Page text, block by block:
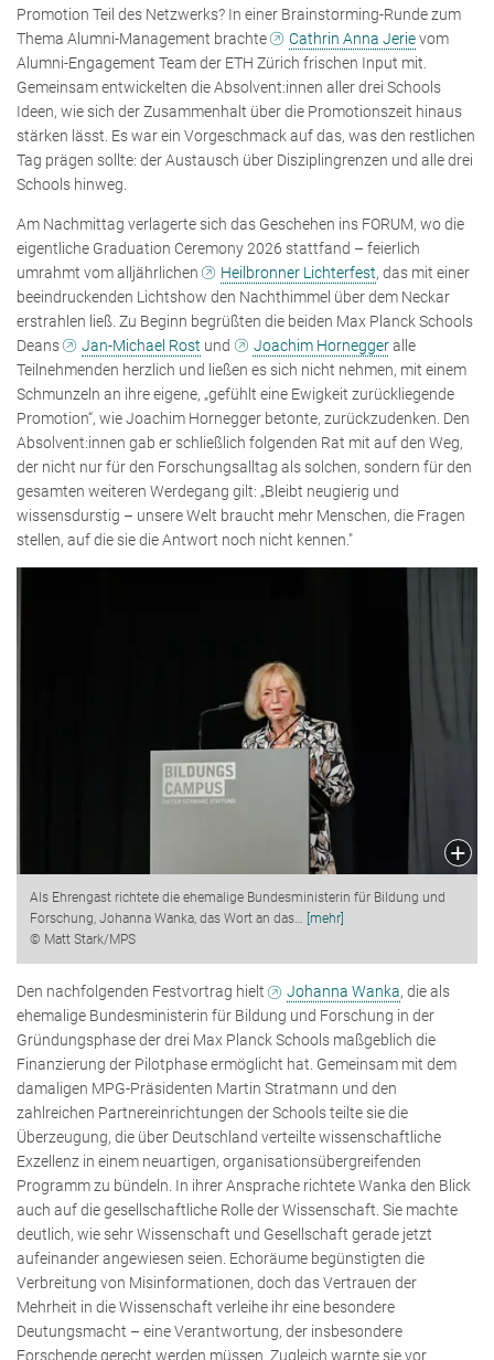
Promotion Teil des Netzwerks? In einer Brainstorming-Runde zum
Thema Alumni-Management brachte
Cathrin Anna Jerievom
Alumni-Engagement Team der ETH Zürich frischen Input mit.
Gemeinsam entwickelten die Absolvent:innen aller drei Schools
Ideen, wie sich der Zusammenhalt über die Promotionszeit hinaus
stärken lässt. Es war ein Vorgeschmack auf das, was den restlichen
Tag prägen sollte: der Austausch über Disziplingrenzen und alle drei
Schools hinweg.
Am Nachmittag verlagerte sich das Geschehen ins FORUM, wo die
eigentliche Graduation Ceremony 2026 stattfand – feierlich
umrahmt vom alljährlichen
Heilbronner Lichterfest, das mit einer
beeindruckenden Lichtshow den Nachthimmel über dem Neckar
erstrahlen ließ. Zu Beginn begrüßten die beiden Max Planck Schools
Deans
Jan-Michael Rost und Joachim Horneggeralle
Teilnehmenden herzlich und ließen es sich nicht nehmen, mit einem
Schmunzeln an ihre eigene, „gefühlt eine Ewigkeit zurückliegende
Promotion“, wie Joachim Hornegger betonte, zurückzudenken. Den
Absolvent:innen gab er schließlich folgenden Rat mit auf den Weg,
der nicht nur für den Forschungsalltag als solchen, sondern für den
gesamten weiteren Werdegang gilt: „Bleibt neugierig und
wissensdurstig – unsere Welt braucht mehr Menschen, die Fragen
stellen, auf die sie die Antwort noch nicht kennen."
Als Ehrengast richtete die ehemalige Bundesministerin für Bildung und
Forschung, Johanna Wanka, das Wort an das… [mehr]
© Matt Stark/MPS
Den nachfolgenden Festvortrag hielt Johanna Wanka, die als
ehemalige Bundesministerin für Bildung und Forschung in der
Gründungsphase der drei Max Planck Schools maßgeblich die
Finanzierung der Pilotphase ermöglicht hat. Gemeinsam mit dem
damaligen MPG-Präsidenten Martin Stratmann und den
zahlreichen Partnereinrichtungen der Schools teilte sie die
Überzeugung, die über Deutschland verteilte wissenschaftliche
Exzellenz in einem neuartigen, organisationsübergreifenden
Programm zu bündeln. In ihrer Ansprache richtete Wanka den Blick
auch auf die gesellschaftliche Rolle der Wissenschaft. Sie machte
deutlich, wie sehr Wissenschaft und Gesellschaft gerade jetzt
aufeinander angewiesen seien. Echoräume begünstigten die
Verbreitung von Misinformationen, doch das Vertrauen der
Mehrheit in die Wissenschaft verleihe ihr eine besondere
Deutungsmacht – eine Verantwortung, der insbesondere
Forschende gerecht werden müssen. Zugleich warnte sie vor